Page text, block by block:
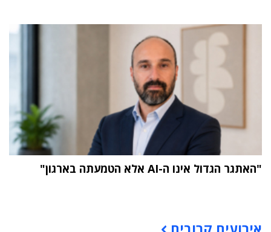
"האתגר הגדול אינו ה-AI אלא הטמעתה בארגון"
אירועים קרובים